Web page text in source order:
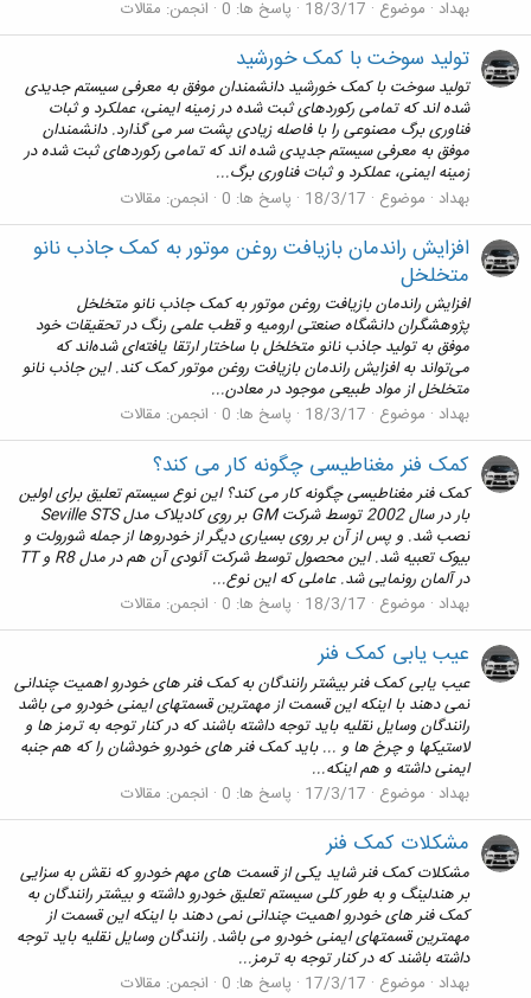
بهداد موضوع 18/3/17 پاسخ ها: 0 انجمن: مقالات
تولید سوخت با کمک خورشید
تولید سوخت با کمک خورشید دانشمندان موفق به معرفی سیستم جدیدی
شده اند که تمامی رکوردهای ثبت شده در زمینه ایمنی، عملکرد و ثبات
فناوری برگ مصنوعی را با فاصله زیادی پشت سر می گذارد. دانشمندان
موفق به معرفی سیستم جدیدی شده اند که تمامی رکوردهای ثبت شده در
زمینه ایمنی، عملکرد و ثبات فناوری برگ...
بهداد موضوع 18/3/17 پاسخ ها: 0 انجمن: مقالات
افزایش راندمان بازیافت روغن موتور به کمک جاذب‌ نانو
متخلخل
افزایش راندمان بازیافت روغن موتور به کمک جاذب‌ نانو متخلخل
پژوهشگران دانشگاه صنعتی ارومیه و قطب علمی رنگ در تحقیقات خود
موفق به تولید جاذب نانو متخلخل با ساختار ارتقا یافته‌ای شده‌اند که
می‌تواند به افزایش راندمان بازیافت روغن‌ موتور کمک کند. این جاذب نانو
متخلخل از مواد طبیعی موجود در معادن...
بهداد موضوع 18/3/17 پاسخ ها: 0 انجمن: مقالات
کمک فنر مغناطیسی چگونه کار می کند؟
کمک فنر مغناطیسی چگونه کار می کند؟ این نوع سیستم تعلیق برای اولین
بار در سال 2002 توسط شرکت GM بر روی کادیلاک مدل Seville STS
نصب شد. و پس از آن بر روی بسیاری دیگر از خودروها از جمله شورولت و
بیوک تعبیه شد. این محصول توسط شرکت آئودی آن هم در مدل R8 و TT
در آلمان رونمایی شد. عاملی که این نوع...
بهداد موضوع 18/3/17 پاسخ ها: 0 انجمن: مقالات
عیب یابی کمک فنر
عیب یابی کمک فنر بیشتر رانندگان به کمک فنر های خودرو اهمیت چندانی
نمی دهند با اینکه این قسمت از مهمترین قسمتهای ایمنی خودرو می باشد
رانندگان وسایل نقلیه باید توجه داشته باشند که در کنار توجه به ترمز ها و
لاستیکها و چرخ ها و ... باید کمک فنر های خودرو خودشان را که هم جنبه
ایمنی داشته و هم اینکه...
بهداد موضوع 17/3/17 پاسخ ها: 0 انجمن: مقالات
مشکلات کمک فنر
مشکلات کمک فنر شاید یکی از قسمت های مهم خودرو که نقش به سزایی
بر هندلینگ و به طور کلی سیستم تعلیق خودرو داشته و بیشتر رانندگان به
کمک فنر های خودرو اهمیت چندانی نمی دهند با اینکه این قسمت از
مهمترین قسمتهای ایمنی خودرو می باشد. رانندگان وسایل نقلیه باید توجه
داشته باشند که در کنار توجه به ترمز...
بهداد موضوع 17/3/17 پاسخ ها: 0 انجمن: مقالات